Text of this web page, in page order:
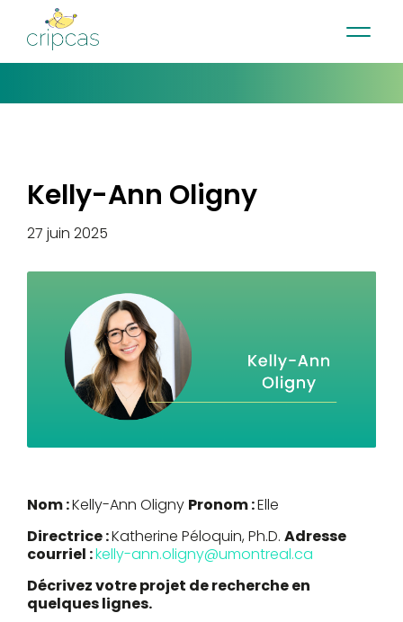
Contact English
Kelly-Ann Oligny
27 juin 2025
Nom :Kelly-Ann Oligny Pronom :Elle
Directrice :Katherine Péloquin, Ph.D. Adresse
courriel :kelly-ann.oligny@umontreal.ca
Décrivez votre projet de recherche en
quelques lignes.